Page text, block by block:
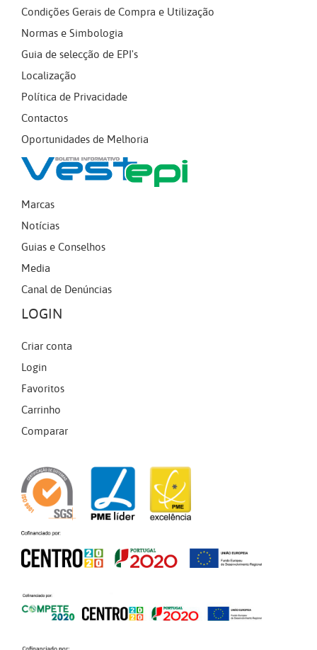
Condições Gerais de Compra e Utilização
Normas e Simbologia
Guia de selecção de EPI's
Localização
Política de Privacidade
Contactos
Oportunidades de Melhoria
Marcas
Notícias
Guias e Conselhos
Media
Canal de Denúncias
LOGIN
Criar conta
Login
Favoritos
Carrinho
Comparar